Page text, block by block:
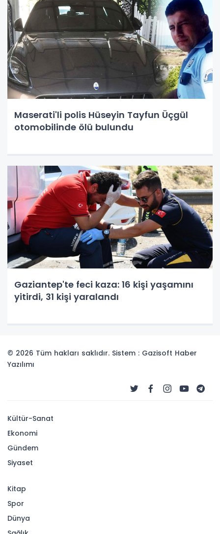
Maserati'li polis Hüseyin Tayfun Üçgül
otomobilinde ölü bulundu
Gaziantep'te feci kaza: 16 kişi yaşamını
yitirdi, 31 kişi yaralandı
© 2026 Tüm hakları saklıdır. Sistem : Gazisoft Haber
Yazılımı
Kültür-Sanat
Ekonomi
Gündem
Siyaset
Kitap
Spor
Dünya